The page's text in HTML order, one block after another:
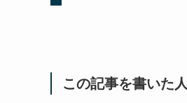
この記事を書いた人